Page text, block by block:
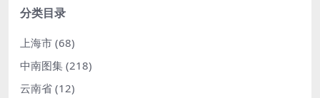
分类目录
上海市 (68)
中南图集 (218)
云南省 (12)